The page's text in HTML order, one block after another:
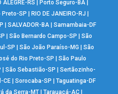
ALEGRE-RS Porto Seguro-BA
Preto-SP RIO DE JANEIRO-RJ
SALVADOR-BA| Samambaia-DF
|São Bernardo Campo-SP |São
SP |São João Paraíso-MG |São
do Rio Preto-SP |São Paulo
|São Sebastião-SP |Sertãozinho-
CE |Sorocaba-SP |Taguatinga-DF
da Serra-MT| Tarauacá-AC|